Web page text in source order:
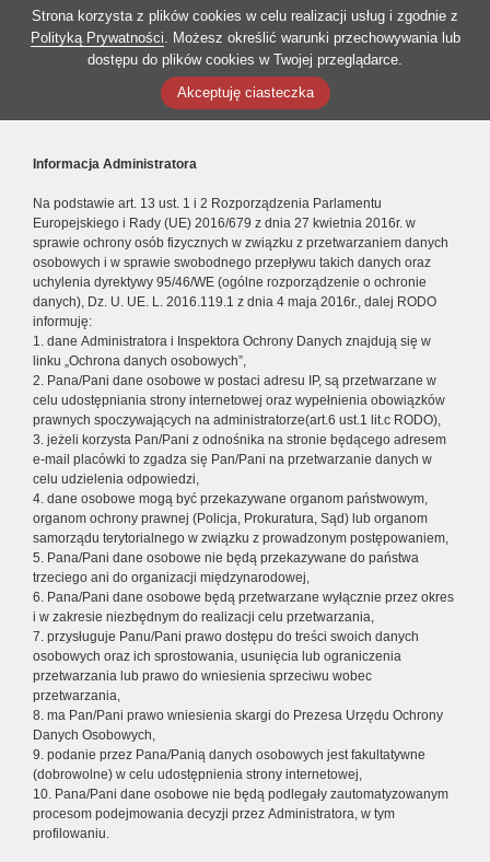
Strona korzysta z plików cookies w celu realizacji usług i zgodnie z
Polityką Prywatności. Możesz określić warunki przechowywania lub
dostępu do plików cookies w Twojej przeglądarce.
Akceptuję ciasteczka
Informacja Administratora
Na podstawie art. 13 ust. 1 i 2 Rozporządzenia Parlamentu
Europejskiego i Rady (UE) 2016/679 z dnia 27 kwietnia 2016r. w
sprawie ochrony osób fizycznych w związku z przetwarzaniem danych
osobowych i w sprawie swobodnego przepływu takich danych oraz
uchylenia dyrektywy 95/46/WE (ogólne rozporządzenie o ochronie
danych), Dz. U. UE. L. 2016.119.1 z dnia 4 maja 2016r., dalej RODO
informuję:
1. dane Administratora i Inspektora Ochrony Danych znajdują się w
linku „Ochrona danych osobowych”,
2. Pana/Pani dane osobowe w postaci adresu IP, są przetwarzane w
celu udostępniania strony internetowej oraz wypełnienia obowiązków
prawnych spoczywających na administratorze(art.6 ust.1 lit.c RODO),
3. jeżeli korzysta Pan/Pani z odnośnika na stronie będącego adresem
e-mail placówki to zgadza się Pan/Pani na przetwarzanie danych w
celu udzielenia odpowiedzi,
4. dane osobowe mogą być przekazywane organom państwowym,
organom ochrony prawnej (Policja, Prokuratura, Sąd) lub organom
samorządu terytorialnego w związku z prowadzonym postępowaniem,
5. Pana/Pani dane osobowe nie będą przekazywane do państwa
trzeciego ani do organizacji międzynarodowej,
6. Pana/Pani dane osobowe będą przetwarzane wyłącznie przez okres
i w zakresie niezbędnym do realizacji celu przetwarzania,
7. przysługuje Panu/Pani prawo dostępu do treści swoich danych
osobowych oraz ich sprostowania, usunięcia lub ograniczenia
przetwarzania lub prawo do wniesienia sprzeciwu wobec
przetwarzania,
8. ma Pan/Pani prawo wniesienia skargi do Prezesa Urzędu Ochrony
Danych Osobowych,
9. podanie przez Pana/Panią danych osobowych jest fakultatywne
(dobrowolne) w celu udostępnienia strony internetowej,
10. Pana/Pani dane osobowe nie będą podlegały zautomatyzowanym
procesom podejmowania decyzji przez Administratora, w tym
profilowaniu.